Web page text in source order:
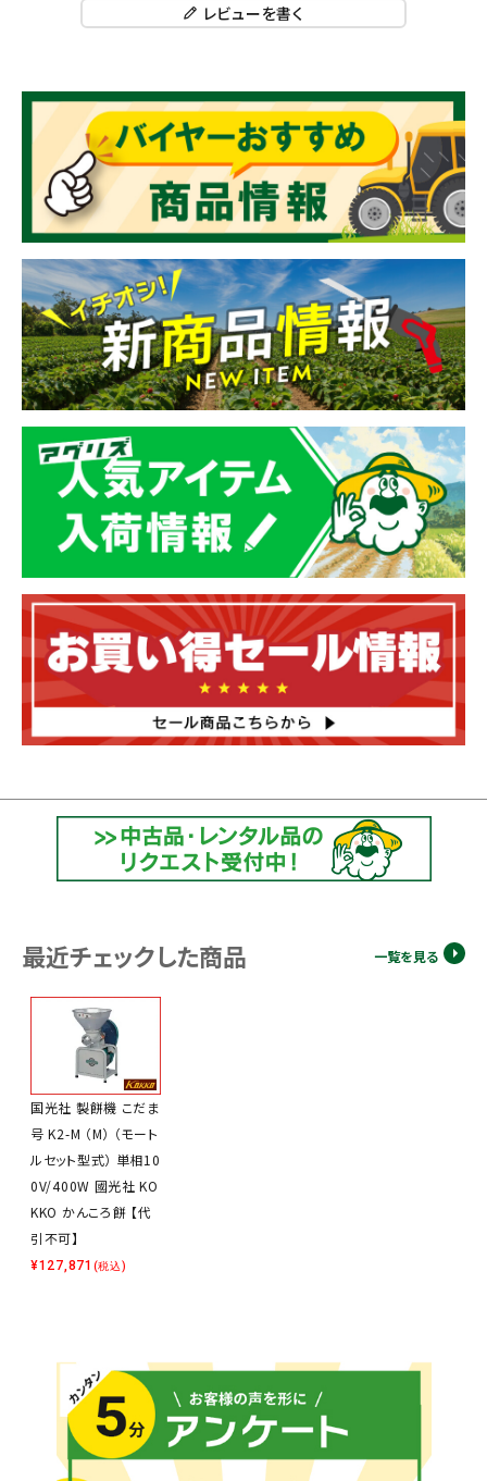
レビューを書く
最近チェックした商品 一覧を見る
国光社 製餅機 こだま
号 K2-M （M） （モート
ルセット型式） 単相10
0V/400W 國光社 KO
KKO かんころ餅 【代
引不可】
¥127,871 (税込)